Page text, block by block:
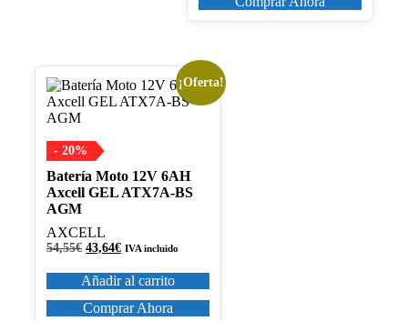
¡Oferta!
- 20%
Batería Moto 12V 6AH
Axcell GEL ATX7A-BS
AGM
AXCELL
54,55€ El
original
era:
54,55€.
43,64€El
actual
es:
43,64€.
IVA incluido
Añadir al carrito
Comprar Ahora